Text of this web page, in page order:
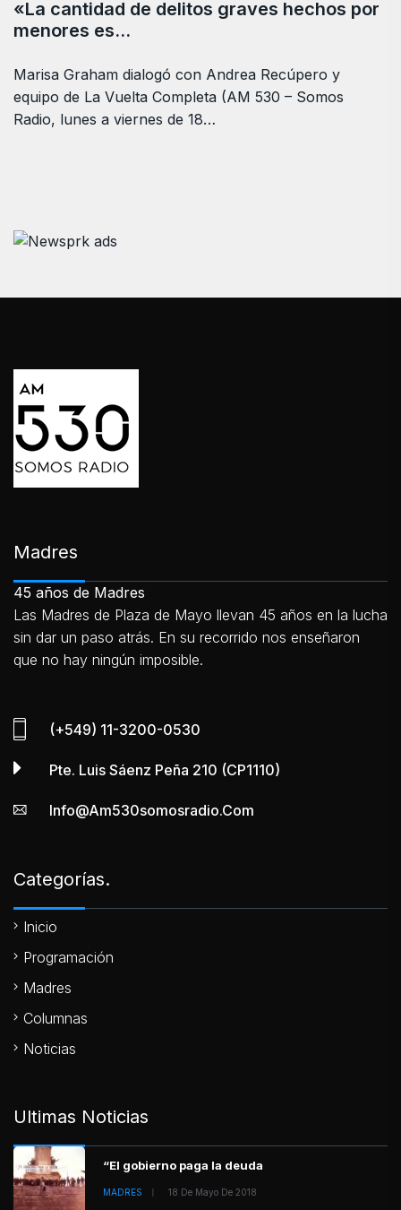
«La cantidad de delitos graves hechos por
menores es…
Marisa Graham dialogó con Andrea Recúpero y
equipo de La Vuelta Completa (AM 530 – Somos
Radio, lunes a viernes de 18…
Madres
45 años de Madres
Las Madres de Plaza de Mayo llevan 45 años en la lucha
sin dar un paso atrás. En su recorrido nos enseñaron
que no hay ningún imposible.
(+549) 11-3200-0530
Pte. Luis Sáenz Peña 210 (CP1110)
Info@am530somosradio.com
Categorías.
Inicio
Programación
Madres
Columnas
Noticias
Ultimas Noticias
“El gobierno paga la deuda
MADRES 18 De Mayo De 2018